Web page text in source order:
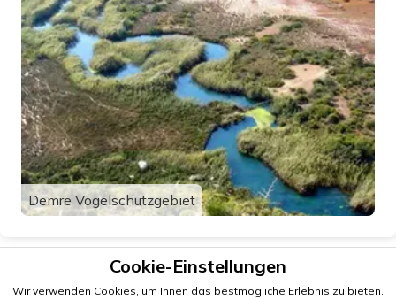
Demre Vogelschutzgebiet
Cookie-Einstellungen
Wir verwenden Cookies, um Ihnen das bestmögliche Erlebnis zu bieten.